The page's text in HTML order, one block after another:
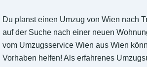
Du planst einen Umzug von Wien nach
auf der Suche nach einer neuen
vom Umzugsservice Wien aus Wien
Vorhaben helfen! Als erfahrenes